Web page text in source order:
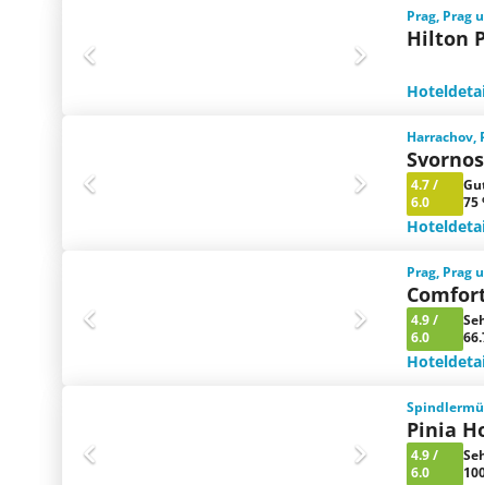
Prag, Prag
Hilton
Harrachov,
4.7/
6.0
75
Prag, Prag
4.9/
6.0
Pinia
4.9/
6.0